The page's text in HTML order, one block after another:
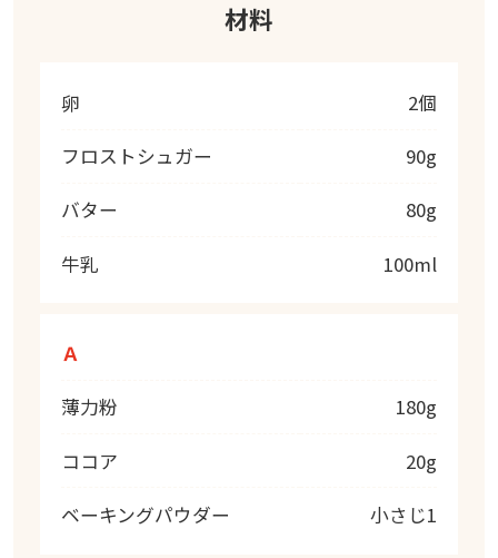
材料
卵 2個
フロストシュガー 90g
バター 80g
牛乳 100ml
Ａ
薄力粉 180g
ココア 20g
ベーキングパウダー 小さじ1